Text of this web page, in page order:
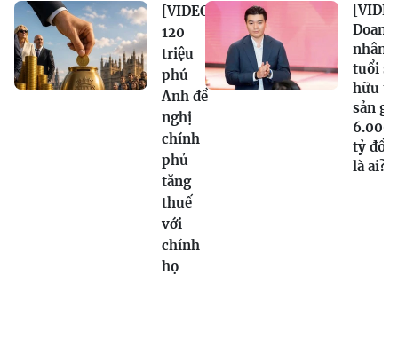
[VIDEO]
120
triệu
phú
Anh đề
nghị
chính
phủ
tăng
thuế
với
chính
họ
Doanh
nhân
tuổi sở
hữu
sản
6.000
tỷ
là ai?